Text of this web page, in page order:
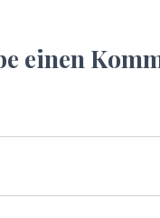
einen